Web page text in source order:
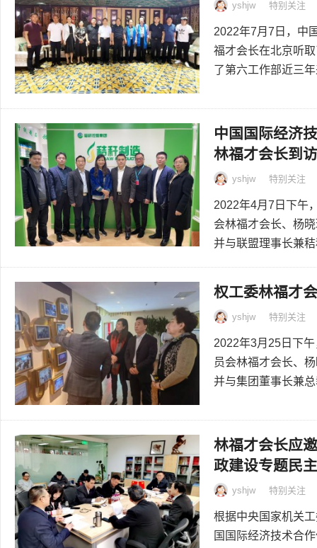
yshjw 特别关注
2022年7月7日，中
福才会长在北京听
了第六工作部近三
中国国际经济
林福才会长到
yshjw 特别关注
2022年4月7日下午
会林福才会长、杨
并与联盟理事长兼
权工委林福才
yshjw 特别关注
2022年3月25日下
员会林福才会长、
并与集团董事长兼
林福才会长应
政建设专题民
yshjw 特别关注
根据中央国家机关
国国际经济技术合